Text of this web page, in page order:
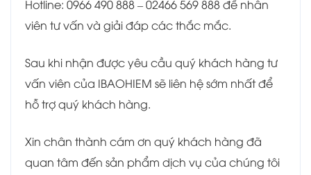
Hotline: 0966 490 888 – 02466 569 888 để nhân
viên tư vấn và giải đáp các thắc mắc.
Sau khi nhận được yêu cầu quý khách hàng tư
vấn viên của IBAOHIEM sẽ liên hệ sớm nhất để
hỗ trợ quý khách hàng.
Xin chân thành cám ơn quý khách hàng đã
quan tâm đến sản phẩm dịch vụ của chúng tôi